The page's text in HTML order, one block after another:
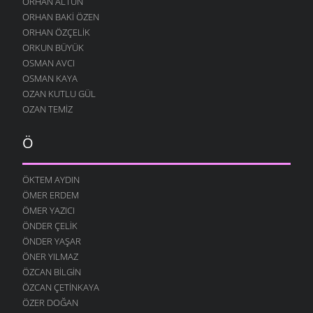
17 ARALIK 2007
ZORUMA GIDER
13 ARALIK 2007
HEP SEN GELIRSIN
11 ARALIK 2007
SARHOŞ OLMUŞ
7 ARALIK 2007
ÇOK SEVERIM
29 KASIM 2007
29 KASIM 2007
GERI ÇEVIRMIŞ
27 KASIM 2007
GÜNEŞ ÇALMIŞ
24 KASIM 2007
YÜZ BULAMADIM
15 KASIM 2007
ORHAN BAKI ÖZEN
ORHAN ÖZÇELIK
ORKUN BÜYÜK
OSMAN AVCI
OSMAN KAYA
OZAN KUTLU GÜL
OZAN TEMIZ
Ö
ÖKTEM AYDIN
ÖMER ERDEM
ÖMER YAZICI
ÖNDER ÇELIK
ÖNDER YAŞAR
ÖNER YILMAZ
ÖZCAN BILGIN
ÖZCAN ÇETINKAYA
ÖZER DOĞAN